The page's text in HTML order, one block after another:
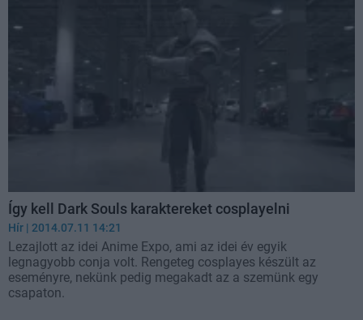
Így kell Dark Souls karaktereket cosplayelni
Hír | 2014.07.11 14:21
Lezajlott az idei Anime Expo, ami az idei év egyik
legnagyobb conja volt. Rengeteg cosplayes készült az
eseményre, nekünk pedig megakadt az a szemünk egy
csapaton.